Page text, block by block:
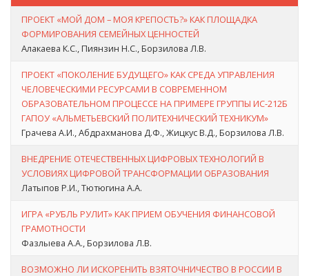
ПРОЕКТ «МОЙ ДОМ – МОЯ КРЕПОСТЬ?» КАК ПЛОЩАДКА
ФОРМИРОВАНИЯ СЕМЕЙНЫХ ЦЕННОСТЕЙ
Алакаева К.С., Пиянзин Н.С., Борзилова Л.В.
ПРОЕКТ «ПОКОЛЕНИЕ БУДУЩЕГО» КАК СРЕДА УПРАВЛЕНИЯ
ЧЕЛОВЕЧЕСКИМИ РЕСУРСАМИ В СОВРЕМЕННОМ
ОБРАЗОВАТЕЛЬНОМ ПРОЦЕССЕ НА ПРИМЕРЕ ГРУППЫ ИС-212Б
ГАПОУ «АЛЬМЕТЬЕВСКИЙ ПОЛИТЕХНИЧЕСКИЙ ТЕХНИКУМ»
Грачева А.И., Абдрахманова Д.Ф., Жицкус В.Д., Борзилова Л.В.
ВНЕДРЕНИЕ ОТЕЧЕСТВЕННЫХ ЦИФРОВЫХ ТЕХНОЛОГИЙ В
УСЛОВИЯХ ЦИФРОВОЙ ТРАНСФОРМАЦИИ ОБРАЗОВАНИЯ
Латыпов Р.И., Тютюгина А.А.
ИГРА «РУБЛЬ РУЛИТ» КАК ПРИЕМ ОБУЧЕНИЯ ФИНАНСОВОЙ
ГРАМОТНОСТИ
Фазлыева А.А., Борзилова Л.В.
ВОЗМОЖНО ЛИ ИСКОРЕНИТЬ ВЗЯТОЧНИЧЕСТВО В РОССИИ В